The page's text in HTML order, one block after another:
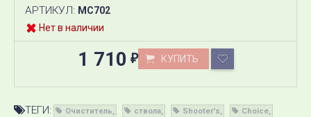
АРТИКУЛ: MC702
Нет в наличии
1 710 ₽ КУПИТЬ
ТЕГИ: Очиститель ствола Shooter's
Choice